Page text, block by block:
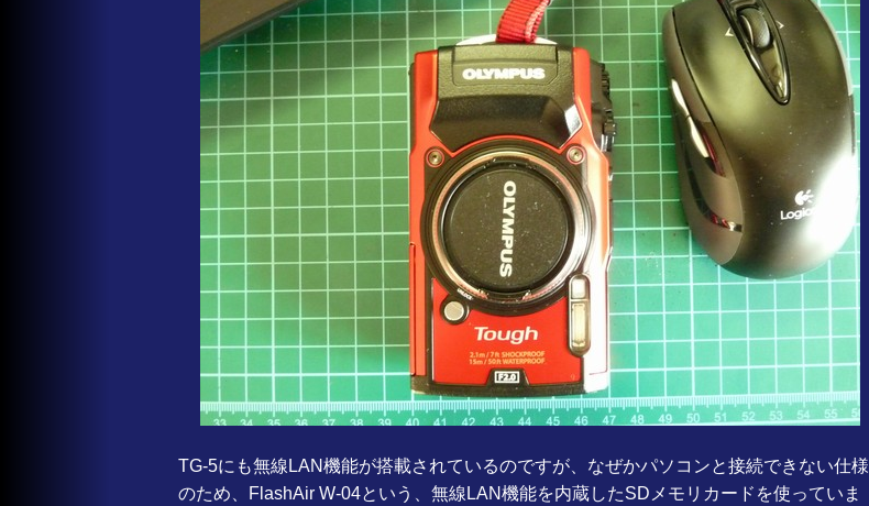
TG-5にも無線LAN機能が搭載されているのですが、なぜかパソコンと接続できない仕様
のため、FlashAir W-04という、無線LAN機能を内蔵したSDメモリカードを使っていま